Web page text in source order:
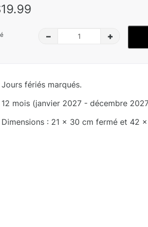
– +
Jours fériés marqués.
12 mois (janvier 2027 - décembre
Dimensions : 21 x 30 cm fermé et 42